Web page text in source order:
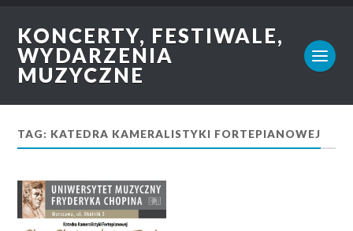
KONCERTY, FESTIWALE,
WYDARZENIA
MUZYCZNE
TAG: KATEDRA KAMERALISTYKI FORTEPIANOWEJ